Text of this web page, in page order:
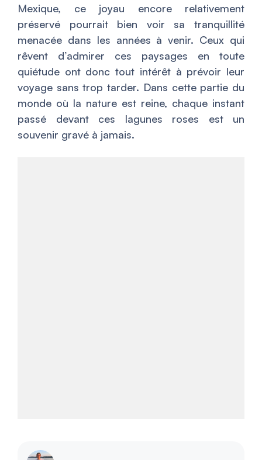
Mexique, ce joyau encore relativement
préservé pourrait bien voir sa tranquillité
menacée dans les années à venir. Ceux qui
rêvent d’admirer ces paysages en toute
quiétude ont donc tout intérêt à prévoir leur
voyage sans trop tarder. Dans cette partie du
monde où la nature est reine, chaque instant
passé devant ces lagunes roses est un
souvenir gravé à jamais.